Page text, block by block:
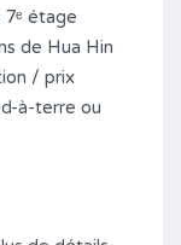
étage
de Hua Hin
/ prix
à-terre ou